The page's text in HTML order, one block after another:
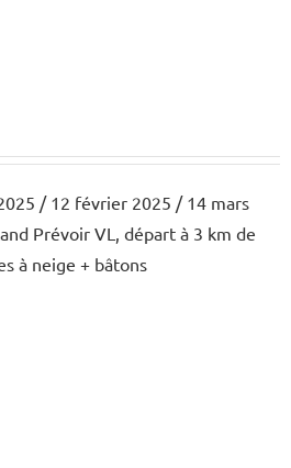
/ 12 février 2025 / 14 mars
Prévoir VL, départ à 3 km de
à neige + bâtons